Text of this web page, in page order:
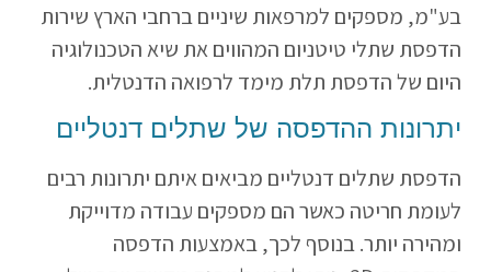
בע"מ, מספקים למרפאות שיניים ברחבי הארץ שירות
הדפסת שתלי טיטניום המהווים את שיא הטכנולוגיה
היום של הדפסת תלת מימד לרפואה הדנטלית.
יתרונות ההדפסה של שתלים דנטליים
הדפסת שתלים דנטליים מביאים איתם יתרונות רבים
לעומת חריטה כאשר הם מספקים עבודה מדוייקת
ומהירה יותר. בנוסף לכך, באמצעות הדפסה